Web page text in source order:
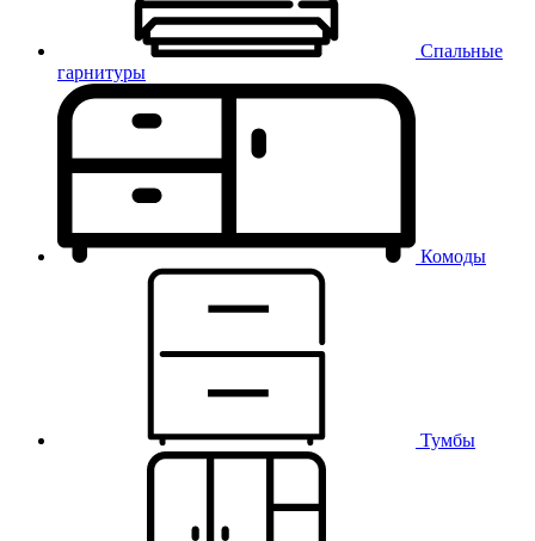
Спальные
гарнитуры
Комоды
Тумбы